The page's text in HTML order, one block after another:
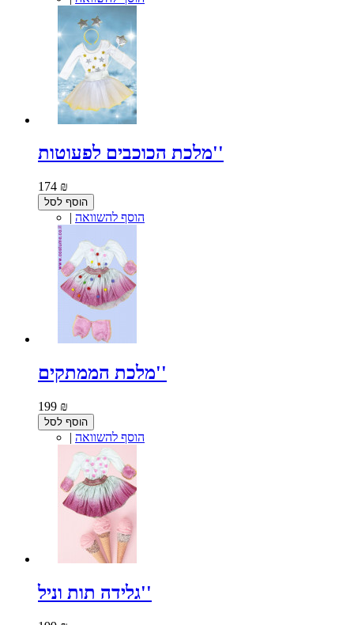
מלכת הכוכבים לפעוטות''
174 ₪
הוסף לסל
| הוסף להשוואה
מלכת הממתקים''
199 ₪
הוסף לסל
| הוסף להשוואה
גלידה תות וניל''